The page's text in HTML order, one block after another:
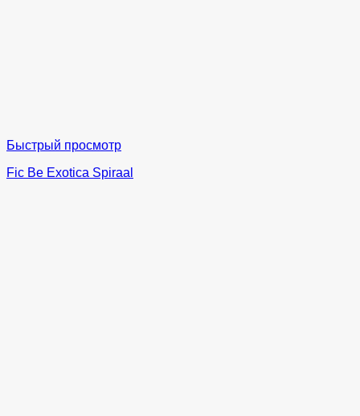
Быстрый просмотр
Fic Be Exotica Spiraal